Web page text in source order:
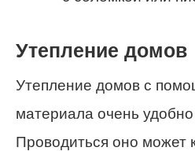
Утепление домов
Утепление домов с
материала очень
Проводиться оно может